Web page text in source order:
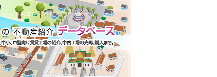
タイの工場・不動産データベース